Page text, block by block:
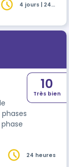
4 jours | 24
10
Très bien
24 heures